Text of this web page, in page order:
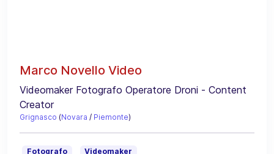
Marco Novello Video
Videomaker Fotografo Operatore Droni - Content
Creator
Grignasco (Novara / Piemonte)
Fotografo Videomaker